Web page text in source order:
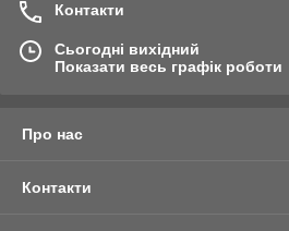
Контакти
Сьогодні вихідний
Показати весь графік роботи
Про нас
Контакти